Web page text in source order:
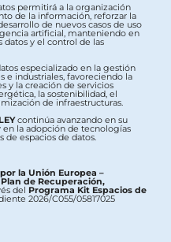
permitirá a la organización
de la información, reforzar la
de nuevos casos de uso
artificial, manteniendo en
y el control de las
especializado en la gestión
e industriales, favoreciendo la
y la creación de servicios
la sostenibilidad, el
de infraestructuras.
continúa avanzando en su
la adopción de tecnologías
de espacios de datos.
la Unión Europea –
Plan de Recuperación,
del Programa Kit Espacios de
2026/C055/05817025